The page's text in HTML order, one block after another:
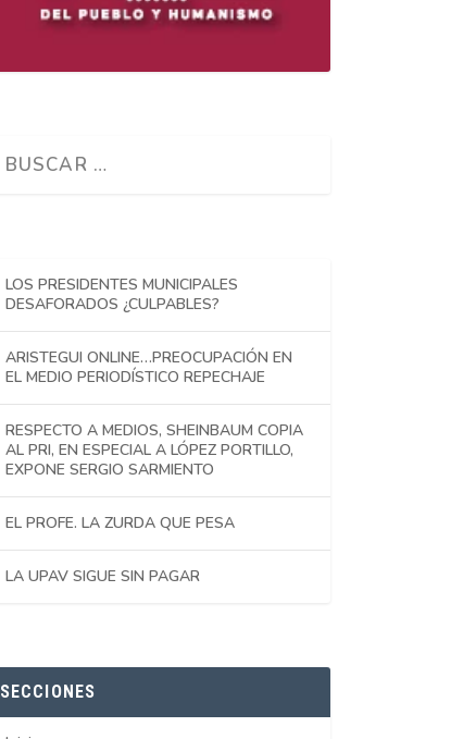
LOS PRESIDENTES MUNICIPALES
DESAFORADOS ¿CULPABLES?
ARISTEGUI ONLINE…PREOCUPACIÓN EN
EL MEDIO PERIODÍSTICO REPECHAJE
RESPECTO A MEDIOS, SHEINBAUM COPIA
AL PRI, EN ESPECIAL A LÓPEZ PORTILLO,
EXPONE SERGIO SARMIENTO
EL PROFE. LA ZURDA QUE PESA
LA UPAV SIGUE SIN PAGAR
SECCIONES